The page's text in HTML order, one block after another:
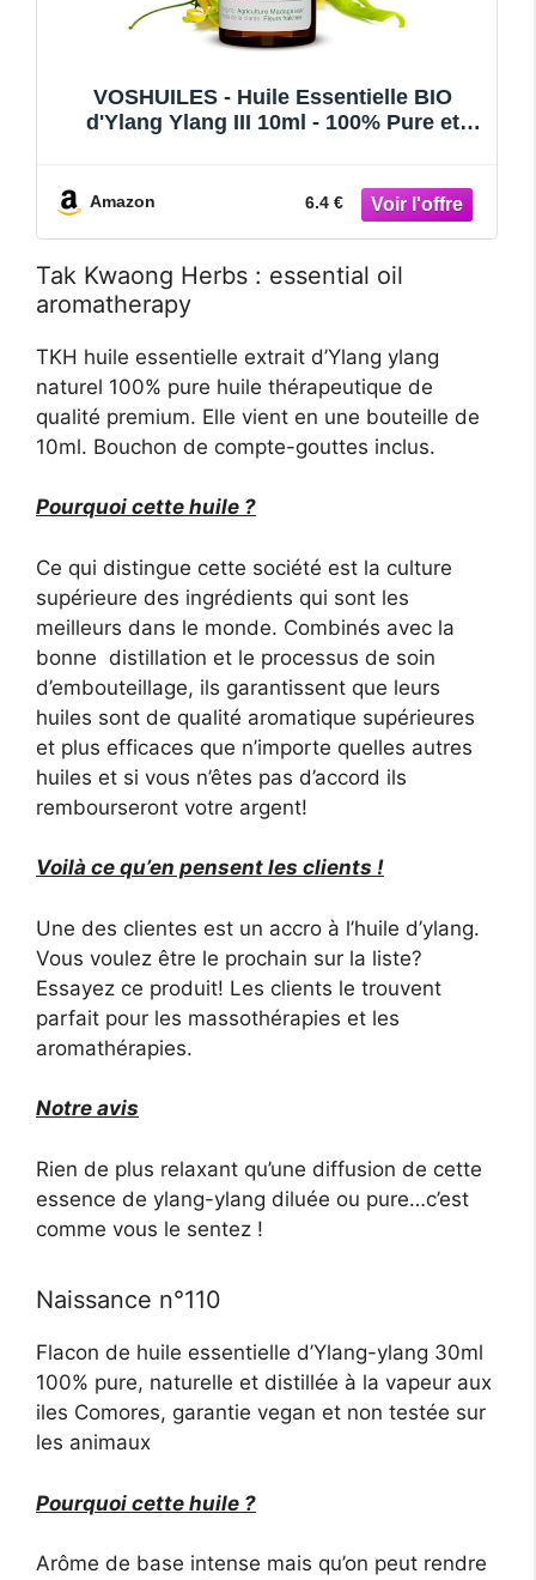
VOSHUILES - Huile Essentielle BIO
d'Ylang Ylang III 10ml - 100% Pure et
Boissons et Desserts
Amazon 6.4 €
Tak Kwaong Herbs : essential oil
aromatherapy
TKH huile essentielle extrait d’Ylang ylang
naturel 100% pure huile thérapeutique de
qualité premium. Elle vient en une bouteille de
10ml. Bouchon de compte-gouttes inclus.
Pourquoi cette huile ?
Ce qui distingue cette société est la culture
supérieure des ingrédients qui sont les
meilleurs dans le monde. Combinés avec la
bonne distillation et le processus de soin
d’embouteillage, ils garantissent que leurs
huiles sont de qualité aromatique supérieures
et plus efficaces que n’importe quelles autres
huiles et si vous n’êtes pas d’accord ils
rembourseront votre argent!
Voilà ce qu’en pensent les clients !
Une des clientes est un accro à l’huile d’ylang.
Vous voulez être le prochain sur la liste?
Essayez ce produit! Les clients le trouvent
parfait pour les massothérapies et les
aromathérapies.
Notre avis
Rien de plus relaxant qu’une diffusion de cette
essence de ylang-ylang diluée ou pure…c’est
comme vous le sentez !
Naissance n°110
Flacon de huile essentielle d’Ylang-ylang 30ml
100% pure, naturelle et distillée à la vapeur aux
iles Comores, garantie vegan et non testée sur
les animaux
Pourquoi cette huile ?
Arôme de base intense mais qu’on peut rendre